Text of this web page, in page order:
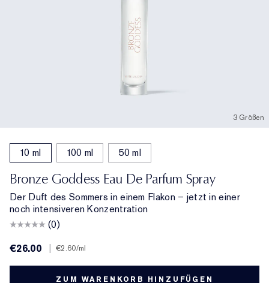
3 Größen
10 ml 100 ml 50 ml
Bronze Goddess Eau De Parfum Spray
Der Duft des Sommers in einem Flakon – jetzt in einer
noch intensiveren Konzentration
(0)
€26.00
€2.60/ml
ZUM WARENKORB HINZUFÜGEN